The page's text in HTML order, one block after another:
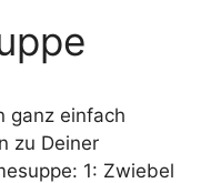
ganz einfach
zu Deiner
1: Zwiebel